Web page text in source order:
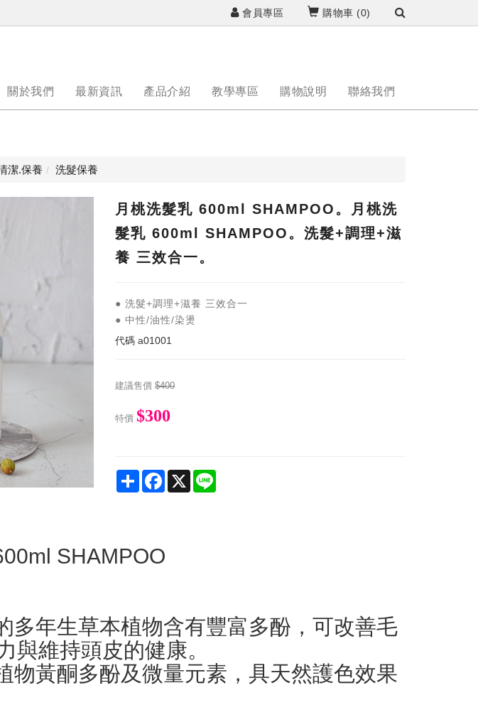
會員專區 購物車 (0)
關於我們 最新資訊 產品介紹 教學專區 購物說明 聯絡我們
潔.保養 洗髮保養
月桃洗髮乳 600ml SHAMPOO。月桃洗
髮乳 600ml SHAMPOO。洗髮+調理+滋
養 三效合一。
● 洗髮+調理+滋養 三效合一
● 中性/油性/染燙
代碼a01001
建議售價 $400
特價 $300
Share Facebook
X
SHAMPOO
多年生草本植物含有豐富多酚，可改善毛
與維持頭皮的健康。
物黃酮多酚及微量元素，具天然護色效果